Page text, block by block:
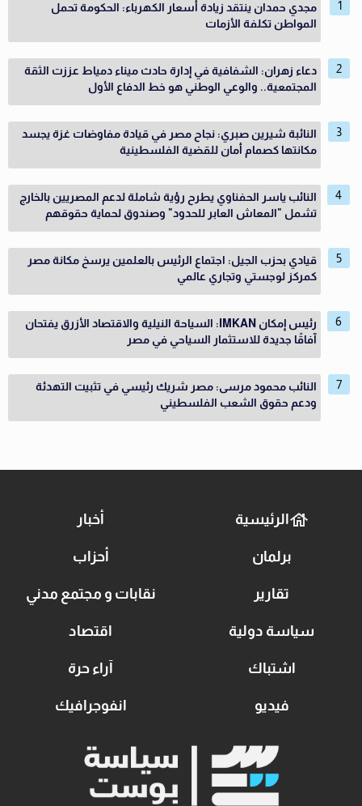
مجدي حمدان ينتقد زيادة أسعار الكهرباء: الحكومة تحمل
المواطن تكلفة الأزمات
دعاء زهران: الشفافية في إدارة حادث ميناء دمياط عززت الثقة
المجتمعية.. والوعي الوطني هو خط الدفاع الأول
النائبة شيرين صبري: نجاح مصر في قيادة مفاوضات غزة يجسد
مكانتها كصمام أمان للقضية الفلسطينية
النائب ياسر الحفناوي يطرح رؤية شاملة لدعم المصريين بالخارج
تشمل "المعاش العابر للحدود" وصندوق لحماية حقوقهم
قيادي بحزب الجيل: اجتماع الرئيس بالعلمين يرسخ مكانة مصر
كمركز لوجستي وتجاري عالمي
رئيس إمكان IMKAN: السياحة النيلية والاقتصاد الأزرق يفتحان
آفاقًا جديدة للاستثمار السياحي في مصر
النائب محمود مرسى: مصر شريك رئيسي في تثبيت التهدئة
ودعم حقوق الشعب الفلسطيني
الرئيسية أخبار
برلمان أحزاب
تقارير نقابات و مجتمع مدني
سياسة دولية اقتصاد
اشتباك آراء حرة
فيديو انفوجرافيك